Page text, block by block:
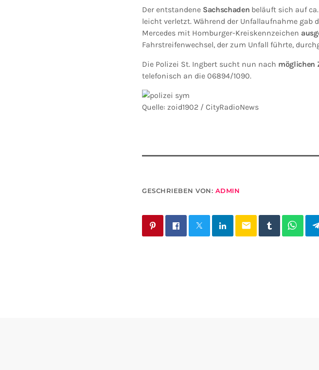
Der entstandene Sachschaden beläuft sich auf
leicht verletzt. Während der Unfallaufnahme gab
Mercedes mit Homburger-Kreiskennzeichen
Fahrstreifenwechsel, der zum Unfall führte,
Die Polizei St. Ingbert sucht nun nach möglichen
telefonisch an die 06894/1090.
Quelle: zoid1902 / CityRadioNews
GESCHRIEBEN VON: ADMIN
email